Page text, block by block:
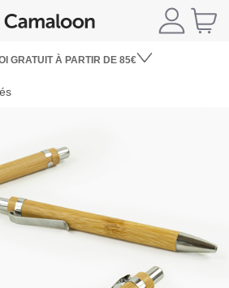
GRATUIT À PARTIR DE 85€